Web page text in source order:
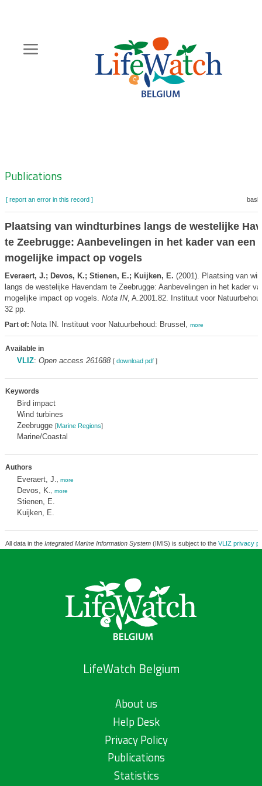
content
Zoeknavigatie
Publications
[ report an error in this record ]
Plaatsing van windturbines langs de westelijke
te Zeebrugge: Aanbevelingen in het kader van een
mogelijke impact op vogels
Everaert, J.; Devos, K.; Stienen, E.; Kuijken, E. (2001). Plaatsing van
langs de westelijke Havendam te Zeebrugge: Aanbevelingen in het kader
mogelijke impact op vogels. Nota IN, A.2001.82. Instituut voor
32 pp.
Part of: Nota IN. Instituut voor Natuurbehoud: Brussel, more
Available in
VLIZ: Open access 261688 [ download pdf]
Keywords
Bird impact
Wind turbines
Zeebrugge [Marine Regions]
Marine/Coastal
Authors
Everaert, J. more
Devos, K. more
Stienen, E.
Kuijken, E.
All data in the Integrated Marine Information System(IMIS) is subject to the VLIZ privacy
LifeWatch Belgium
About us
Help Desk
Privacy Policy
Publications
Statistics